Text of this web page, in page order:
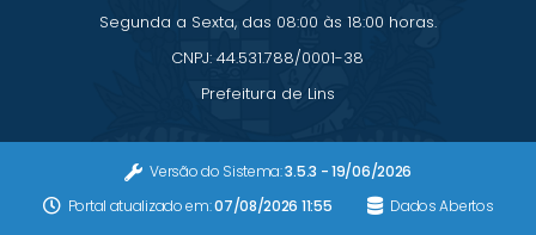
Segunda a Sexta, das 08:00 às 18:00 horas.
CNPJ: 44.531.788/0001-38
Prefeitura de Lins
Versão do Sistema:3.5.3 - 19/06/2026
Portal atualizado em:07/08/2026 11:55 Dados Abertos